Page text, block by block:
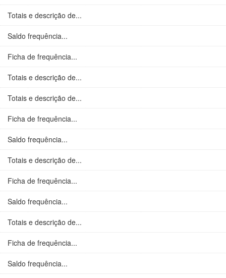
Totais e descrição de...
Saldo frequência...
Ficha de frequência...
Totais e descrição de...
Totais e descrição de...
Ficha de frequência...
Saldo frequência...
Totais e descrição de...
Ficha de frequência...
Saldo frequência...
Totais e descrição de...
Ficha de frequência...
Saldo frequência...